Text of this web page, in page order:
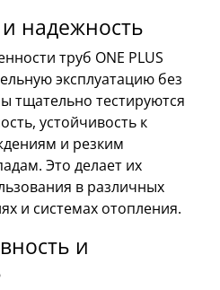
надежность
труб ONE PLUS
эксплуатацию без
тщательно тестируются
устойчивость к
и резким
Это делает их
в различных
и системах отопления.
и